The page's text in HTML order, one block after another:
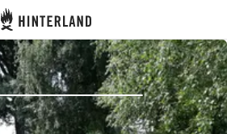
Hinterland